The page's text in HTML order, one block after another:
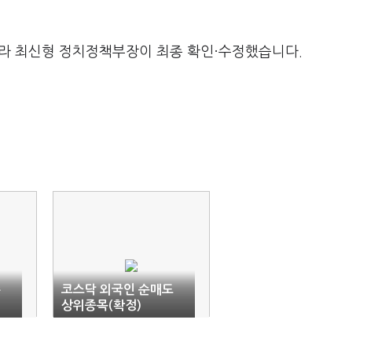
최신형 정치정책부장이 최종 확인·수정했습니다.
코스닥 외국인 순매도
상위종목(확정)